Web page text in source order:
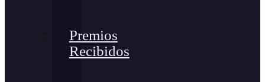
Premios
Recibidos